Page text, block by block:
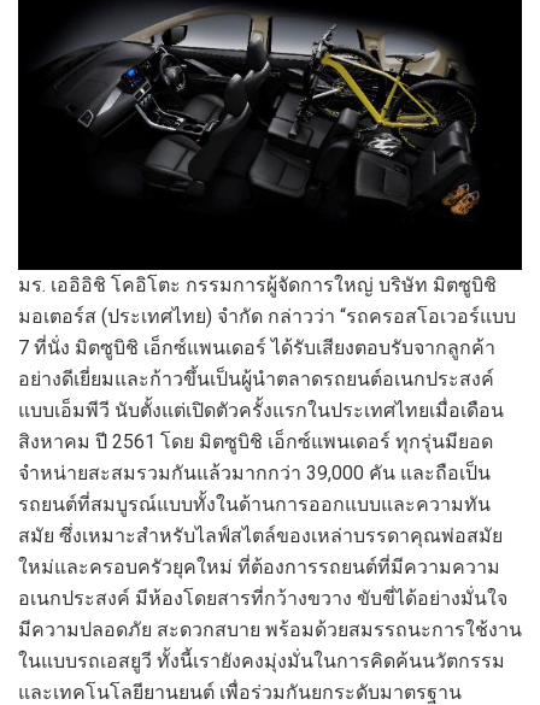
มร. เออิอิชิ โคอิโตะ กรรมการผู้จัดการใหญ่ บริษัท มิตซูบิชิ
มอเตอร์ส (ประเทศไทย) จำกัด กล่าวว่า “รถครอสโอเวอร์แบบ
7 ที่นั่ง มิตซูบิชิ เอ็กซ์แพนเดอร์ ได้รับเสียงตอบรับจากลูกค้า
อย่างดีเยี่ยมและก้าวขึ้นเป็นผู้นำตลาดรถยนต์อเนกประสงค์
แบบเอ็มพีวี นับตั้งแต่เปิดตัวครั้งแรกในประเทศไทยเมื่อเดือน
สิงหาคม ปี 2561 โดย มิตซูบิชิ เอ็กซ์แพนเดอร์ ทุกรุ่นมียอด
จำหน่ายสะสมรวมกันแล้วมากกว่า 39,000 คัน และถือเป็น
รถยนต์ที่สมบูรณ์แบบทั้งในด้านการออกแบบและความทัน
สมัย ซึ่งเหมาะสำหรับไลฟ์สไตล์ของเหล่าบรรดาคุณพ่อสมัย
ใหม่และครอบครัวยุคใหม่ ที่ต้องการรถยนต์ที่มีความความ
อเนกประสงค์ มีห้องโดยสารที่กว้างขวาง ขับขี่ได้อย่างมั่นใจ
มีความปลอดภัย สะดวกสบาย พร้อมด้วยสมรรถนะการใช้งาน
ในแบบรถเอสยูวี ทั้งนี้เรายังคงมุ่งมั่นในการคิดค้นนวัตกรรม
และเทคโนโลยียานยนต์ เพื่อร่วมกันยกระดับมาตรฐาน